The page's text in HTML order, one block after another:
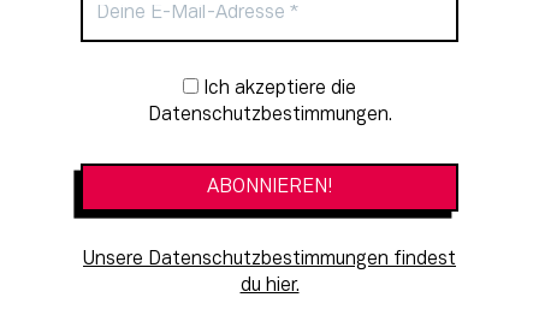
Newsletter-Anmeldung
Datenschutzbestimmungen.
Unsere Datenschutzbestimmungen findest
du hier.